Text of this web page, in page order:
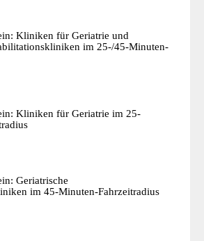
Kliniken für Geriatrie und
im 25-/45-Minuten-
Kliniken für Geriatrie im 25-
Geriatrische
im 45-Minuten-Fahrzeitradius